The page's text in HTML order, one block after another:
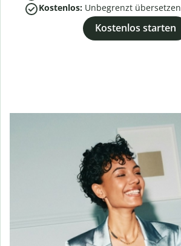
Kostenlos: Unbegrenzt übersetzen
Kostenlos starten